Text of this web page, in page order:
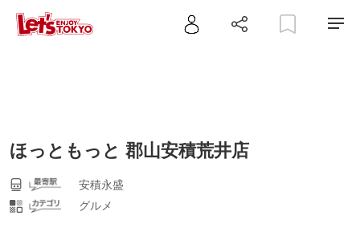
ほっともっと 郡山安積荒井店
安積永盛
グルメ